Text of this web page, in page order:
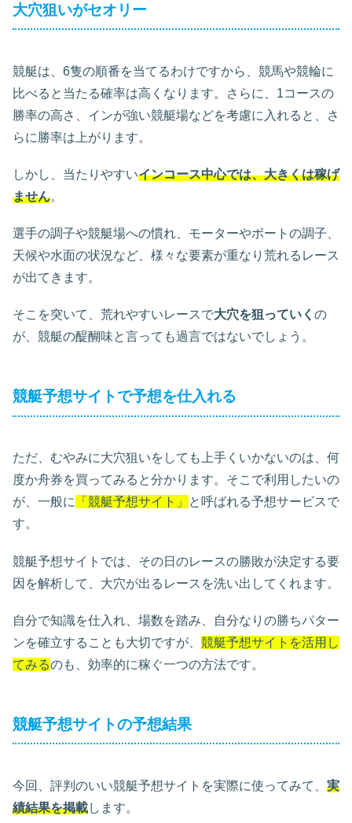
大穴狙いがセオリー
競艇は、6隻の順番を当てるわけですから、競馬や競輪に
比べると当たる確率は高くなります。さらに、1コースの
勝率の高さ、インが強い競艇場などを考慮に入れると、さ
らに勝率は上がります。
しかし、当たりやすいインコース中心では、大きくは稼げ
ません。
選手の調子や競艇場への慣れ、モーターやボートの調子、
天候や水面の状況など、様々な要素が重なり荒れるレース
が出てきます。
そこを突いて、荒れやすいレースで大穴を狙っていく の
が、競艇の醍醐味と言っても過言ではないでしょう。
競艇予想サイトで予想を仕入れる
ただ、むやみに大穴狙いをしても上手くいかないのは、何
度か舟券を買ってみると分かります。そこで利用したいの
が、一般に
「競艇予想サイト」
と呼ばれる予想サービスで
す。
競艇予想サイトでは、その日のレースの勝敗が決定する要
因を解析して、大穴が出るレースを洗い出してくれます。
自分で知識を仕入れ、場数を踏み、自分なりの勝ちパター
ンを確立することも大切ですが、 競艇予想サイトを活用し
てみるのも、効率的に稼ぐ一つの方法です。
競艇予想サイトの予想結果
今回、評判のいい競艇予想サイトを実際に使ってみて、 実
績結果を掲載します。